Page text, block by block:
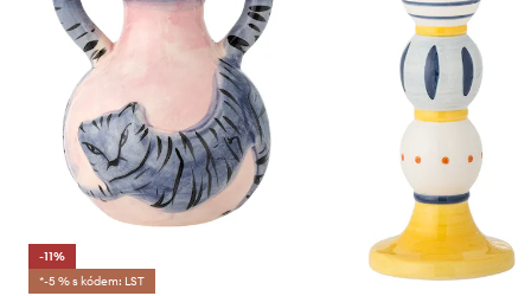
-11%
*-5 % s kódem: LST